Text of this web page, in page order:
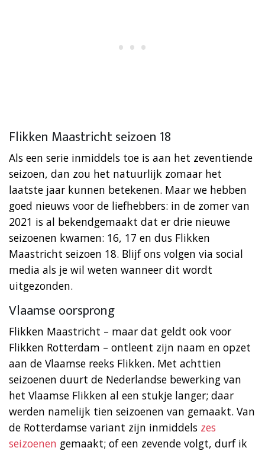
Flikken Maastricht seizoen 18
Als een serie inmiddels toe is aan het zeventiende
seizoen, dan zou het natuurlijk zomaar het
laatste jaar kunnen betekenen. Maar we hebben
goed nieuws voor de liefhebbers: in de zomer van
2021 is al bekendgemaakt dat er drie nieuwe
seizoenen kwamen: 16, 17 en dus Flikken
Maastricht seizoen 18. Blijf ons volgen via social
media als je wil weten wanneer dit wordt
uitgezonden.
Vlaamse oorsprong
Flikken Maastricht – maar dat geldt ook voor
Flikken Rotterdam – ontleent zijn naam en opzet
aan de Vlaamse reeks Flikken. Met achttien
seizoenen duurt de Nederlandse bewerking van
het Vlaamse Flikken al een stukje langer; daar
werden namelijk tien seizoenen van gemaakt. Van
de Rotterdamse variant zijn inmiddels zes
seizoenen gemaakt; of een zevende volgt, durf ik